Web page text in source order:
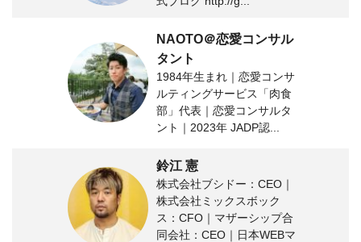
NAOTO＠恋愛コンサル
タント
1984年生まれ｜恋愛コンサ
ルティングサービス「肉食
部」代表｜恋愛コンサルタ
ント｜2023年 JADP認...
鈴江 憲
株式会社ブシドー：CEO｜
株式会社ミックスボック
ス：CFO｜マザーシップ合
同会社：CEO｜日本WEBマ